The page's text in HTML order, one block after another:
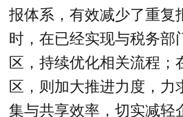
报体系，有效减少了重复
时，在已经实现与税务部
区，持续优化相关流程；
区，则加大推进力度，力
集与共享效率，切实减轻